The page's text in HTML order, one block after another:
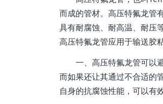
而成的管材。高压特氟龙管
具有耐腐蚀、耐高温、耐压
高压特氟龙管应用于输送胶
一、高压特氟龙管可以
而如果还让其通过不合适的
自身的抗腐蚀性能，可以有